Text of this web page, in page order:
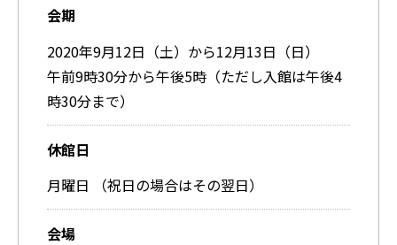
会期
2020年9月12日（土）から12月13日（日）
午前9時30分から午後5時（ただし入館は午後4
時30分まで）
休館日
月曜日 （祝日の場合はその翌日）
会場